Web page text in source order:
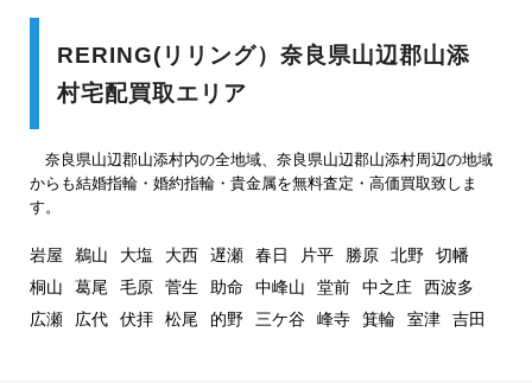
RERING(リリング）奈良県山辺郡山添
村宅配買取エリア
奈良県山辺郡山添村内の全地域、奈良県山辺郡山添村周辺の地域
からも結婚指輪・婚約指輪・貴金属を無料査定・高価買取致しま
す。
岩屋 鵜山 大塩 大西 遅瀬 春日 片平 勝原 北野
切幡
桐山
葛尾 毛原 菅生 助命 中峰山 堂前 中之庄
西波多
広瀬
広代 伏拝 松尾 的野 三ケ谷 峰寺 箕輪 室津 吉田